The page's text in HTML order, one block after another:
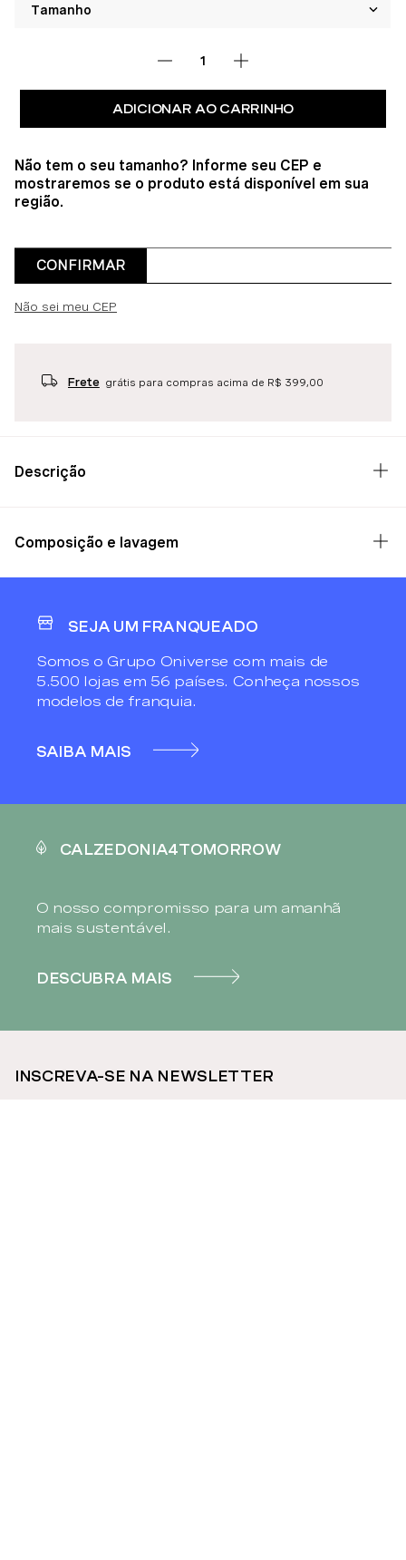
ADICIONAR AO CARRINHO
Não tem o seu tamanho? Informe seu CEP e
mostraremos se o produto está disponível em sua
região.
CONFIRMAR
Não sei meu CEP
Frete grátis para compras acima de R$ 399,00
Descrição
Composição e lavagem
SEJA UM FRANQUEADO
Somos o Grupo Oniverse com mais de
5.500 lojas em 56 países. Conheça nossos
modelos de franquia.
SAIBA MAIS
CALZEDONIA4TOMORROW
O nosso compromisso para um amanhã
mais sustentável.
DESCUBRA MAIS
INSCREVA-SE NA NEWSLETTER